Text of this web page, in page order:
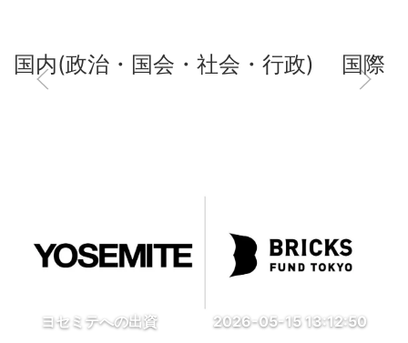
国内(政治・国会・社会・行政) 国際
ヨセミテへの出資 2026-05-15 13:12:50